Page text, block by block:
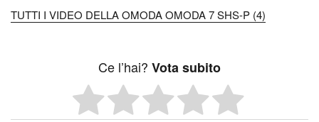
TUTTI I VIDEO DELLA OMODA OMODA 7 SHS-P (4)
Ce l’hai? Vota subito